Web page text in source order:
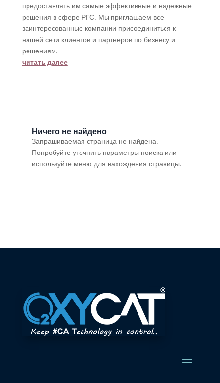
предоставлять им самые эффективные и надежные
решения в сфере РГС. Мы приглашаем все
заинтересованные компании присоединиться к
нашей сети клиентов и партнеров по бизнесу и
решениям.
читать далее
Ничего не найдено
Запрашиваемая страница не найдена.
Попробуйте уточнить параметры поиска или
используйте меню для нахождения страницы.